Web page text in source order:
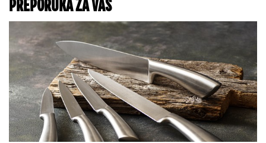
prvenstva